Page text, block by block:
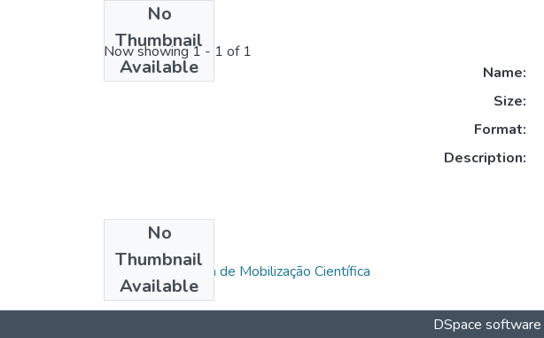
No
Thumbnail
Available
License bundle
Now showing1 - 1 of 1
No
Thumbnail
Available
Name:
Size:
Format:
Description:
Collections
SEMOC - Semana de Mobilização Científica
DSpace software